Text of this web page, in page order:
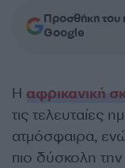
Προσθήκη του
Google
Η αφρικανική
τις τελευταίες
ατμόσφαιρα,
πιο δύσκολη